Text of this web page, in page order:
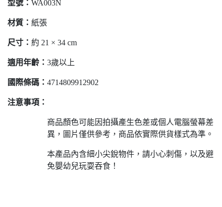
型號 ： WA003N
材質 ： 紙張
尺寸 ： 約 21 × 34 cm
適用年齡 ： 3歲以上
國際條碼： 4714809912902
注意事項：
商品顏色可能因拍攝產生色差或個人電腦螢幕差
異，圖片僅供參考，商品依實際供貨樣式為準。
本產品內含細小尖銳物件，請小心刺傷，以及避
免嬰幼兒玩耍吞食！